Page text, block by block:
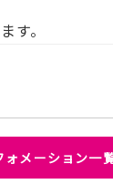
す。
ォメーション一